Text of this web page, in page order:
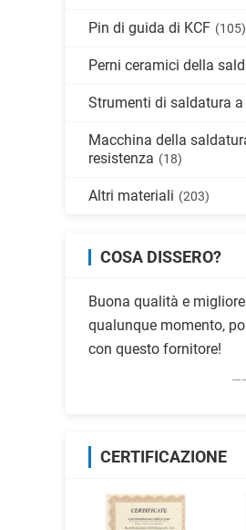
Pin di guida di KCF (105)
Perni ceramici della
Strumenti di saldatura
Macchina della
resistenza (18)
Altri materiali (203)
COSA DISSERO?
Buona qualità e
qualunque momento,
con questo fornitore!
CERTIFICAZIONE